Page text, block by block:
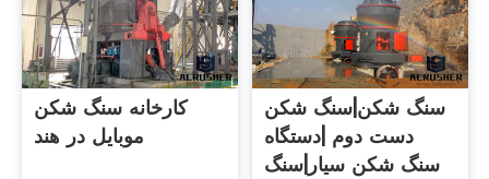
کارخانه سنگ شکن
موبایل در هند
سنگ شکن|سنگ شکن
دست دوم |دستگاه
سنگ شکن سیار|سنگ